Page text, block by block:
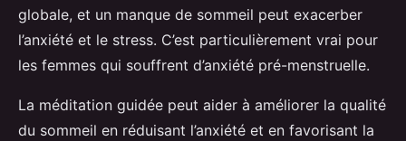
globale, et un manque de sommeil peut exacerber
l’anxiété et le stress. C’est particulièrement vrai pour
les femmes qui souffrent d’anxiété pré-menstruelle.
La méditation guidée peut aider à améliorer la qualité
du sommeil en réduisant l’anxiété et en favorisant la